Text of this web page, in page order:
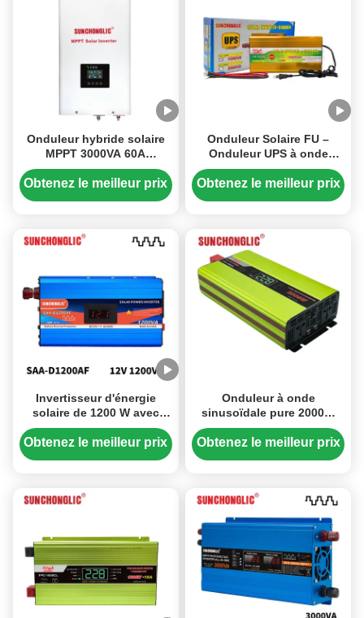
pendant les pannes de
courant.
Onduleur hybride solaire
MPPT 3000VA 60A
Onduleur UPS à onde
sinusoïdale pure avec
Obtenez le meilleur prix
Onduleur Solaire FU –
Onduleur UPS à onde
sinusoïdale modifiée
1000VA, chargeur AC
Obtenez le meilleur prix
Invertisseur d'énergie
solaire de 1200 W avec
écran LCD et
fonctionnement silencieux
Obtenez le meilleur prix
Onduleur à onde
sinusoïdale pure 2000W
12V 220V hors réseau pour
énergie solaire avec
double chargement USB
Obtenez le meilleur prix